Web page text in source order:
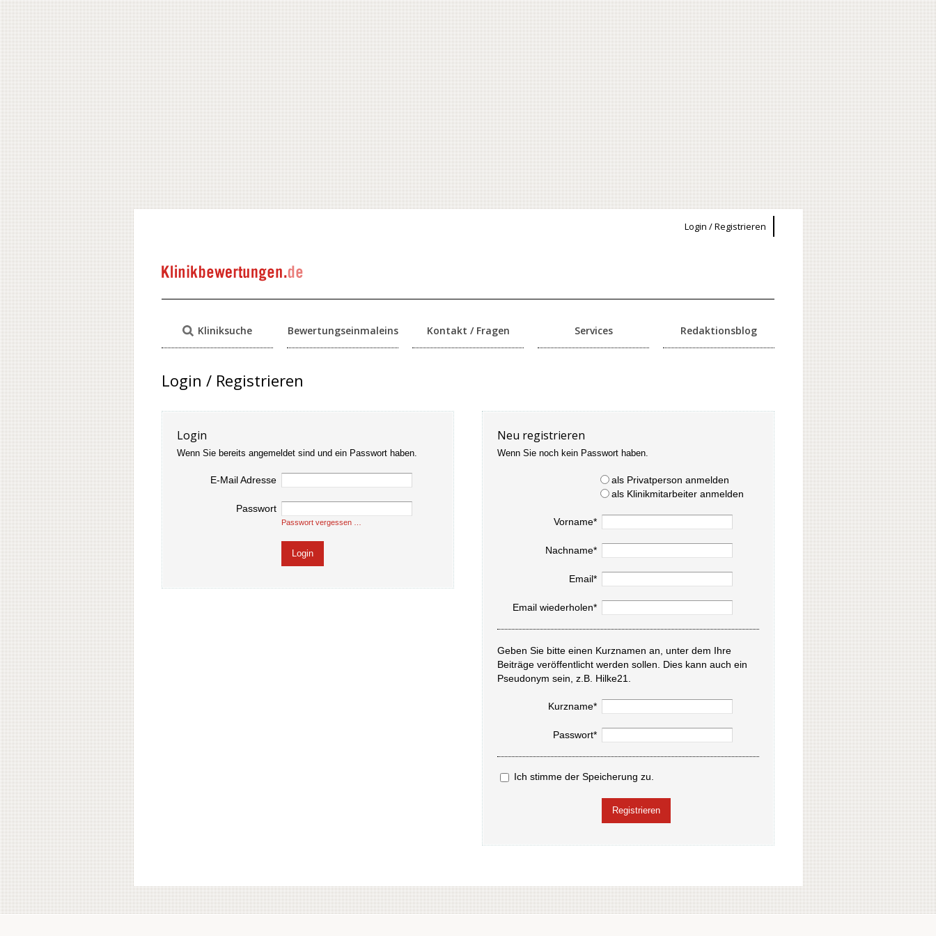
Login / Registrieren
Kliniksuche Bewertungseinmaleins Kontakt / Fragen Services Redaktionsblog
Login / Registrieren
Login
Wenn Sie bereits angemeldet sind und ein Passwort haben.
E-Mail Adresse
Passwort
Passwort vergessen …
Neu registrieren
Wenn Sie noch kein Passwort haben.
als Privatperson anmelden
als Klinikmitarbeiter anmelden
Vorname*
Nachname*
Email*
Email wiederholen*
Geben Sie bitte einen Kurznamen an, unter dem Ihre
Beiträge veröffentlicht werden sollen. Dies kann auch ein
Pseudonym sein, z.B. Hilke21.
Kurzname*
Passwort*
Ich stimme der Speicherung zu.